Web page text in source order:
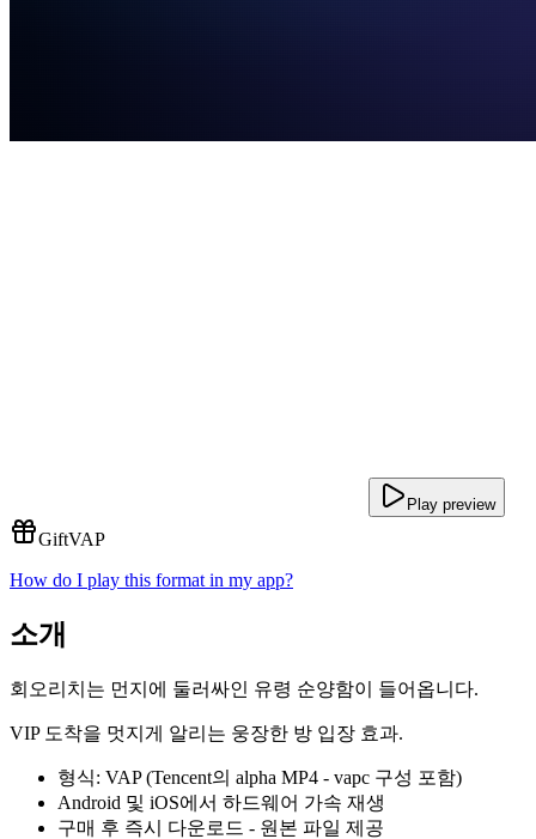
Play preview
GiftVAP
How do I play this format in my app?
소개
회오리치는 먼지에 둘러싸인 유령 순양함이 들어옵니다.
VIP 도착을 멋지게 알리는 웅장한 방 입장 효과.
형식: VAP (Tencent의 alpha MP4 - vapc 구성 포함)
Android 및 iOS에서 하드웨어 가속 재생
구매 후 즉시 다운로드 - 원본 파일 제공